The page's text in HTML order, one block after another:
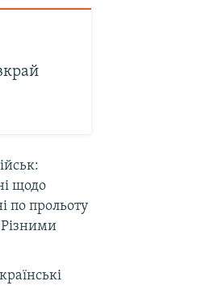
щодо
по прольоту